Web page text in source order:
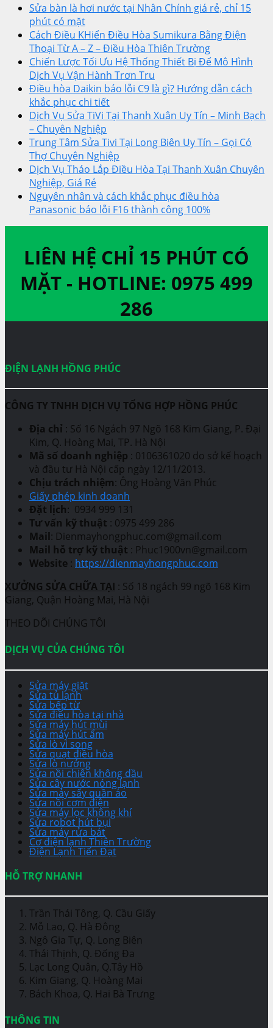
Sửa bàn là hơi nước tại Nhân Chính giá rẻ, chỉ 15
phút có mặt
Cách Điều KHiển Điều Hòa Sumikura Bằng Điện
Thoại Từ A – Z – Điều Hòa Thiên Trường
Chiến Lược Tối Ưu Hệ Thống Thiết Bị Để Mô Hình
Dịch Vụ Vận Hành Trơn Tru
Điều hòa Daikin báo lỗi C9 là gì? Hướng dẫn cách
khắc phục chi tiết
Dịch Vụ Sửa TiVi Tại Thanh Xuân Uy Tín – Minh Bạch
– Chuyên Nghiệp
Trung Tâm Sửa Tivi Tại Long Biên Uy Tín – Gọi Có
Thợ Chuyên Nghiệp
Dịch Vụ Tháo Lắp Điều Hòa Tại Thanh Xuân Chuyên
Nghiệp, Giá Rẻ
Nguyên nhân và cách khắc phục điều hòa
Panasonic báo lỗi F16 thành công 100%
LIÊN HỆ CHỈ 15 PHÚT CÓ
MẶT - HOTLINE: 0975 499
286
ĐIỆN LẠNH HỒNG PHÚC
CÔNG TY TNHH DỊCH VỤ TỔNG HỢP HỒNG PHÚC
Địa chỉ : Số 16 Ngách 97 Ngõ 168 Kim Giang, P. Đại
Kim, Q. Hoàng Mai, TP. Hà Nội
Mã số doanh nghiệp : 0106361020 do sở kế hoạch
và đầu tư Hà Nội cấp ngày 12/11/2013.
Chịu trách nhiệm: Ông Hoàng Văn Phúc
Giấy phép kinh doanh
Đặt lịch: 0934 999 131
Tư vấn kỹ thuật : 0975 499 286
Mail: Dienmayhongphuc.com@gmail.com
Mail hỗ trợ kỹ thuật : Phuc1900vn@gmail.com
Website : https://dienmayhongphuc.com
XƯỞNG SỬA CHỮA TẠI : Số 18 ngách 99 ngõ 168 Kim
Giang, Quận Hoàng Mai, Hà Nội
THEO DÕI CHÚNG TÔI
DỊCH VỤ CỦA CHÚNG TÔI
Sửa máy giặt
Sửa tủ lạnh
Sửa bếp từ
Sửa điều hòa tại nhà
Sửa máy hút mùi
Sửa máy hút ẩm
Sửa lò vi song
Sửa quạt điều hòa
Sửa lò nướng
Sửa nồi chiên không dầu
Sửa cây nước nóng lạnh
Sửa máy sấy quần áo
Sửa nồi cơm điện
Sửa máy lọc không khí
Sửa robot hút bụi
Sửa máy rửa bát
Cơ điện lạnh Thiên Trường
Điện Lạnh Tiến Đạt
HỖ TRỢ NHANH
Trần Thái Tông, Q. Cầu Giấy
Mỗ Lao, Q. Hà Đông
Ngô Gia Tự, Q. Long Biên
Thái Thịnh, Q. Đống Đa
Lạc Long Quân, Q.Tây Hồ
Kim Giang, Q. Hoàng Mai
Bách Khoa, Q. Hai Bà Trưng
THÔNG TIN